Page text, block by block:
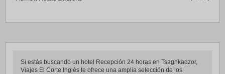
Si estás buscando un hotel Recepción 24 horas en Tsaghkadzor,
Viajes El Corte Inglés te ofrece una amplia selección de los